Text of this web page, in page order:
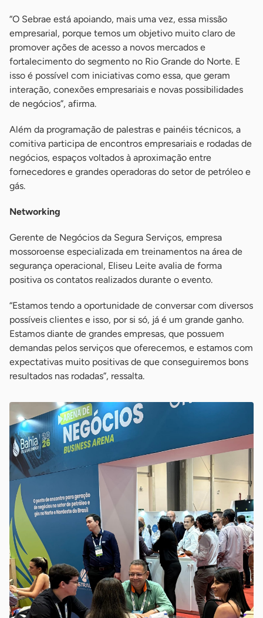
“O Sebrae está apoiando, mais uma vez, essa missão
empresarial, porque temos um objetivo muito claro de
promover ações de acesso a novos mercados e
fortalecimento do segmento no Rio Grande do Norte. E
isso é possível com iniciativas como essa, que geram
interação, conexões empresariais e novas possibilidades
de negócios”, afirma.
Além da programação de palestras e painéis técnicos, a
comitiva participa de encontros empresariais e rodadas de
negócios, espaços voltados à aproximação entre
fornecedores e grandes operadoras do setor de petróleo e
gás.
Networking
Gerente de Negócios da Segura Serviços, empresa
mossoroense especializada em treinamentos na área de
segurança operacional, Eliseu Leite avalia de forma
positiva os contatos realizados durante o evento.
“Estamos tendo a oportunidade de conversar com diversos
possíveis clientes e isso, por si só, já é um grande ganho.
Estamos diante de grandes empresas, que possuem
demandas pelos serviços que oferecemos, e estamos com
expectativas muito positivas de que conseguiremos bons
resultados nas rodadas”, ressalta.